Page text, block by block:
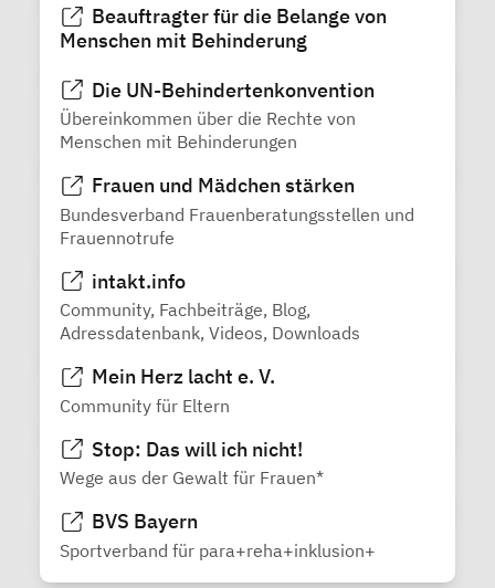
Beauftragter für die Belange von
Menschen mit Behinderung
Die UN-Behindertenkonvention
Übereinkommen über die Rechte von
Menschen mit Behinderungen
Frauen und Mädchen stärken
Bundesverband Frauenberatungsstellen und
Frauennotrufe
intakt.info
Community, Fachbeiträge, Blog,
Adressdatenbank, Videos, Downloads
Mein Herz lacht e. V.
Community für Eltern
Stop: Das will ich nicht!
Wege aus der Gewalt für Frauen*
BVS Bayern
Sportverband für para+reha+inklusion+